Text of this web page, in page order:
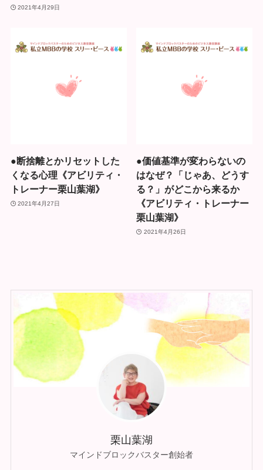
2021年4月29日
●断捨離とかリセットした
くなる心理《アビリティ・
トレーナー栗山葉湖》
2021年4月27日
●価値基準が変わらないの
はなぜ？「じゃあ、どうす
る？」がどこから来るか
《アビリティ・トレーナー
栗山葉湖》
2021年4月26日
栗山葉湖
マインドブロックバスター創始者